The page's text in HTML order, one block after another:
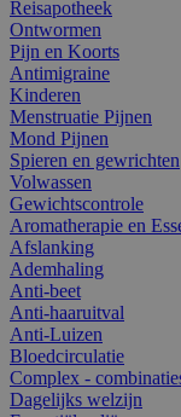
Reisapotheek
Ontwormen
Pijn en Koorts
Antimigraine
Kinderen
Menstruatie Pijnen
Mond Pijnen
Spieren en gewrichten
Volwassen
Gewichtscontrole
Aromatherapie en
Afslanking
Ademhaling
Anti-beet
Anti-haaruitval
Anti-Luizen
Bloedcirculatie
Complex -
Dagelijks welzijn